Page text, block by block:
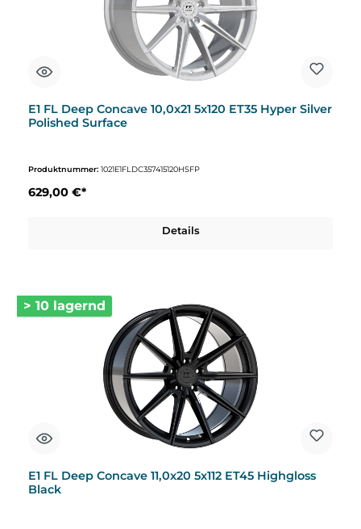
E1 FL Deep Concave 10,0x21 5x120 ET35 Hyper Silver
Polished Surface
Produktnummer: 1021E1FLDC357415120HSFP
629,00 €*
Details
> 10 lagernd
E1 FL Deep Concave 11,0x20 5x112 ET45 Highgloss
Black